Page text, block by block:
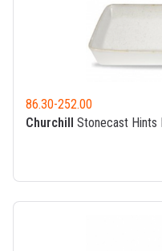
86.30-252.00
Churchill Stonecast Hints